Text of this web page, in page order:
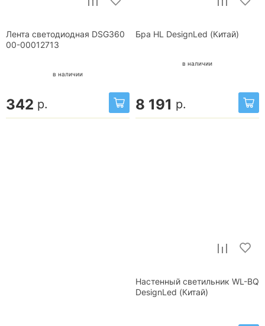
Лента светодиодная DSG360
00-00012713
в наличии
342 р.
Бра HL DesignLed (Китай)
в наличии
8 191 р.
Настенный светильник WL-BQ
DesignLed (Китай)